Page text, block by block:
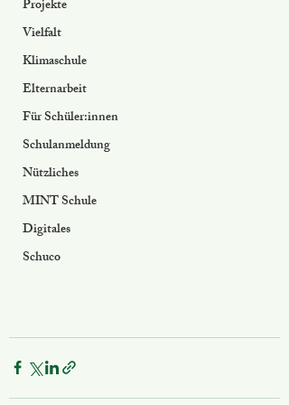
Projekte
Vielfalt
Klimaschule
Elternarbeit
Für Schüler:innen
Schulanmeldung
Nützliches
MINT Schule
Digitales
Schuco